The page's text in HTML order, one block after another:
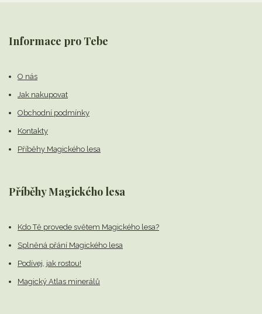
Informace pro Tebe
O nás
Jak nakupovat
Obchodní podmínky
Kontakty
Příběhy Magického lesa
Příběhy Magického lesa
Kdo Tě provede světem Magického lesa?
Splněná přání Magického lesa
Podívej, jak rostou!
Magický Atlas minerálů